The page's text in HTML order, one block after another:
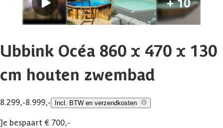
Ubbink Océa 860 x 470 x 130
cm houten zwembad
8.299,-8.999,- Incl. BTW en verzendkosten
Je bespaart € 700,-